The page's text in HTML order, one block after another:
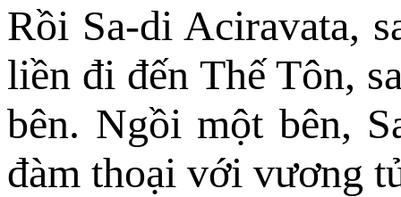
Rồi Sa-di Aciravata,
liền đi đến Thế Tôn,
bên. Ngồi một bên,
đàm thoại với vương